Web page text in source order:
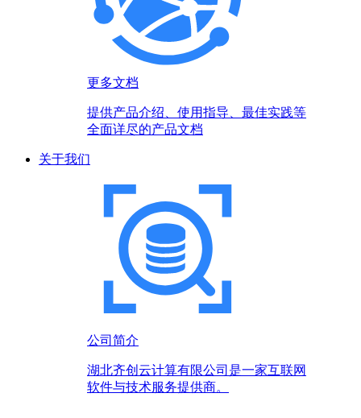
更多文档
提供产品介绍、使用指导、最佳实践等
全面详尽的产品文档
关于我们
公司简介
湖北齐创云计算有限公司是一家互联网
软件与技术服务提供商。